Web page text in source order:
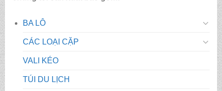
BA LÔ
CÁC LOẠI CẶP
VALI KÉO
TÚI DU LỊCH